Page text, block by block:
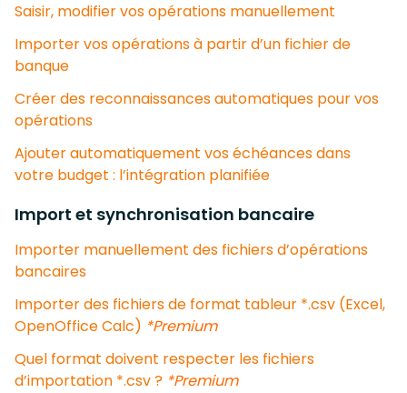
Saisir, modifier vos opérations manuellement
Importer vos opérations à partir d’un fichier de
banque
Créer des reconnaissances automatiques pour vos
opérations
Ajouter automatiquement vos échéances dans
votre budget : l’intégration planifiée
Import et synchronisation bancaire
Importer manuellement des fichiers d’opérations
bancaires
Importer des fichiers de format tableur *.csv (Excel,
OpenOffice Calc) *Premium
Quel format doivent respecter les fichiers
d’importation *.csv ? *Premium